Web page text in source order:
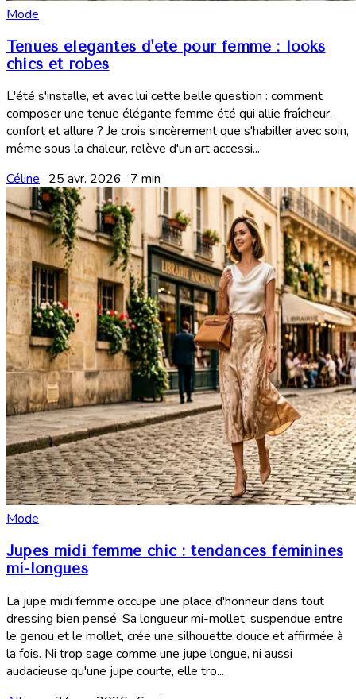
Mode
Tenues élégantes d'été pour femme : looks
chics et robes
L'été s'installe, et avec lui cette belle question : comment
composer une tenue élégante femme été qui allie fraîcheur,
confort et allure ? Je crois sincèrement que s'habiller avec soin,
même sous la chaleur, relève d'un art accessi...
Céline · 25 avr. 2026 · 7 min
Mode
Jupes midi femme chic : tendances féminines
mi-longues
La jupe midi femme occupe une place d'honneur dans tout
dressing bien pensé. Sa longueur mi-mollet, suspendue entre
le genou et le mollet, crée une silhouette douce et affirmée à
la fois. Ni trop sage comme une jupe longue, ni aussi
audacieuse qu'une jupe courte, elle tro...